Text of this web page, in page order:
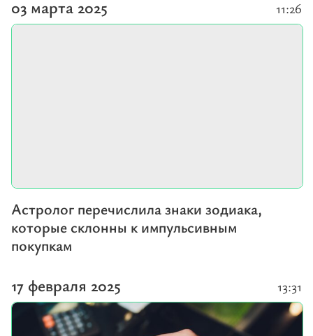
03 марта 2025
Астролог перечислила знаки зодиака,
которые склонны к импульсивным
покупкам
11:26
17 февраля 2025 13:31